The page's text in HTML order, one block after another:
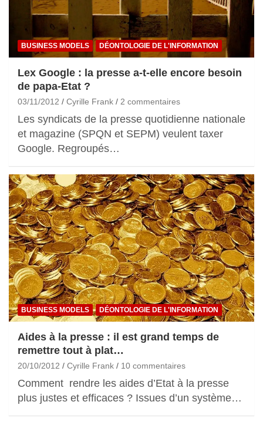
BUSINESS MODELS DÉONTOLOGIE DE L'INFORMATION
Lex Google : la presse a-t-elle encore besoin
de papa-Etat ?
03/11/2012 Cyrille Frank 2 commentaires
Les syndicats de la presse quotidienne nationale
et magazine (SPQN et SEPM) veulent taxer
Google. Regroupés…
BUSINESS MODELS DÉONTOLOGIE DE L'INFORMATION
Aides à la presse : il est grand temps de
remettre tout à plat…
20/10/2012 Cyrille Frank 10 commentaires
Comment rendre les aides d’Etat à la presse
plus justes et efficaces ? Issues d’un système…